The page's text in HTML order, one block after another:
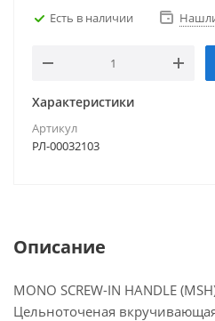
Есть в наличии
Характеристики
Артикул
РЛ-00032103
Описание
MONO SCREW-IN HANDLE
Цельноточеная